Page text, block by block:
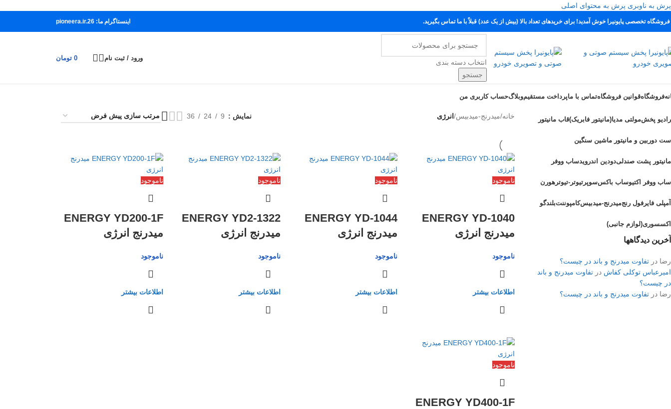
پرش به ناوبری پرش به محتوای اصلی
فروشگاه تخصصی پایونیرا خوش آمدید! برای خریدهای تعداد بالا (بیش از یک عدد) قبلاً با ما تماس بگیرید. اینستاگرام ما: pioneera.ir.26
انتخاب دسته بندی
جستجو
ورود / ثبت نام 0 تومان
فروشگاهقوانین فروشگاهتماس با ماپرداخت مستقیموبلاگحساب کاربری من
رادیو پخشمولتی مدیا(مانیتور فابریک)قاب مانیتور
ست دوربین و مانیتور ماشین سنگین
مانیتور پشت صندلیدودین اندرویدساب ووفر
ساب ووفر اکتیوساب باکسسوپرتیوتر-تیوتر هورن
آمپلی فایر فول رنجمیدرنج-میدبیسکامپوننتبلندگو
اکسسوری(لوازم جانبی)
آخرین دیدگاهها
رضا در تفاوت میدرنج و باند در چیست؟
امیرعباس توکلی کفاش در تفاوت میدرنج و باند
در چیست؟
رضا در تفاوت میدرنج و باند در چیست؟
خانه/میدرنج-میدبیس/انرژی نمایش 9
24
36
ناموجود
ENERGY YD-1040
میدرنج انرژی
ناموجود
اطلاعات بیشتر
ناموجود
ENERGY YD-1044
میدرنج انرژی
ناموجود
اطلاعات بیشتر
ناموجود
ENERGY YD2-1322
میدرنج انرژی
ناموجود
اطلاعات بیشتر
ناموجود
ENERGY YD200-1F
میدرنج انرژی
ناموجود
اطلاعات بیشتر
ناموجود
ENERGY YD400-1F